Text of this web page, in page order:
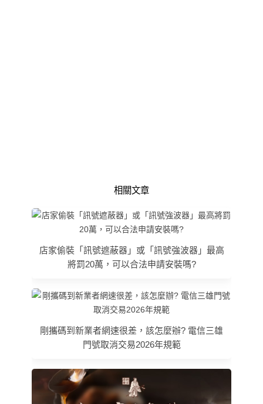
相關文章
店家偷裝「訊號遮蔽器」或「訊號強波器」最高
將罰20萬，可以合法申請安裝嗎?
剛攜碼到新業者網速很差，該怎麼辦? 電信三雄
門號取消交易2026年規範